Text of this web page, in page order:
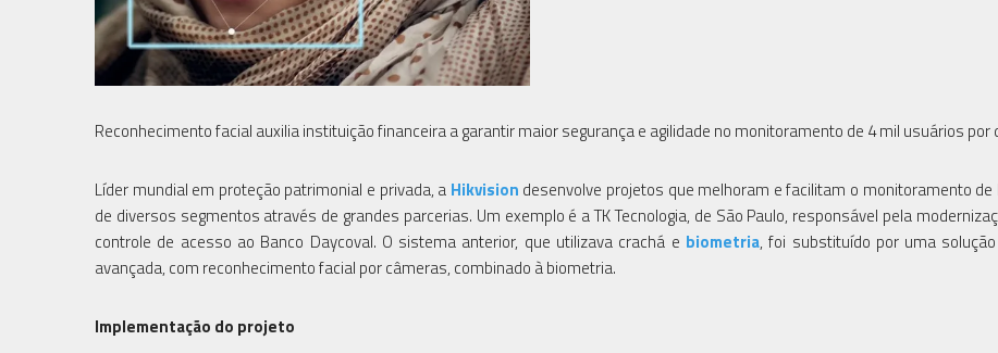
Reconhecimento facial auxilia instituição financeira a garantir maior segurança e agilidade no monitoramento de 4 mil usuários por
Líder mundial em proteção patrimonial e privada, a Hikvision desenvolve projetos que melhoram e facilitam o monitoramento de
de diversos segmentos através de grandes parcerias. Um exemplo é a TK Tecnologia, de São Paulo, responsável pela
controle de acesso ao Banco Daycoval. O sistema anterior, que utilizava crachá e biometria, foi substituído por uma
avançada, com reconhecimento facial por câmeras, combinado à biometria.
Implementação do projeto